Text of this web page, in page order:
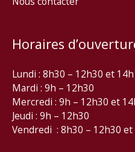
Horaires
Lundi : 8h30 – 12h30 et
Mardi : 9h – 12h30
Mercredi : 9h – 12h30 et
Jeudi : 9h – 12h30
Vendredi : 8h30 – 12h30 et